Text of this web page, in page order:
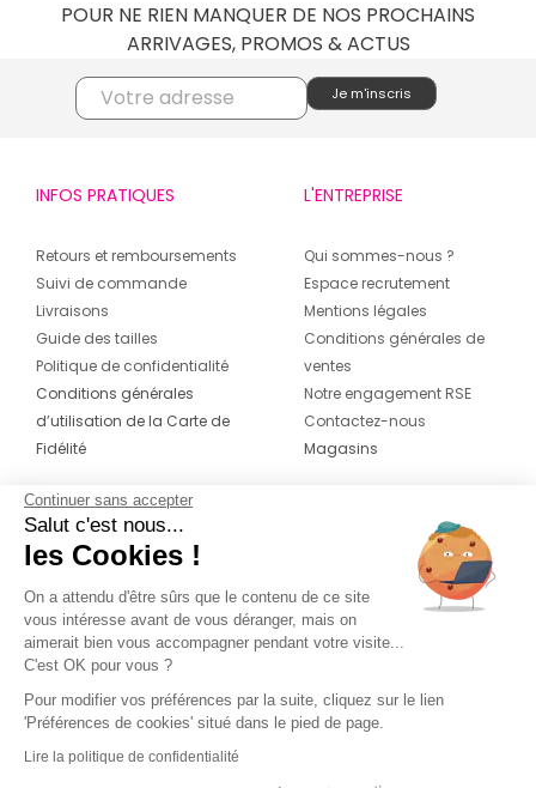
POUR NE RIEN MANQUER DE NOS PROCHAINS
ARRIVAGES, PROMOS & ACTUS
INFOS PRATIQUES
Retours et remboursements
Suivi de commande
Livraisons
Guide des tailles
Politique de confidentialité
Conditions générales
d’utilisation de la Carte de
Fidélité
L'ENTREPRISE
Qui sommes-nous ?
Espace recrutement
Mentions légales
Conditions générales de
ventes
Notre engagement RSE
Contactez-nous
Magasins
CONTACT
04 42 20 78 42
Du lundi au jeudi de 8h30 à 16h30 & le
vendredi de 8h30 à 15h30
Continuer sans accepter
Salut c'est nous...
les Cookies !
On a attendu d'être sûrs que le contenu de ce site
vous intéresse avant de vous déranger, mais on
aimerait bien vous accompagner pendant votre visite...
C'est OK pour vous ?
Pour modifier vos préférences par la suite, cliquez sur le lien
'Préférences de cookies' situé dans le pied de page.
Lire la politique de confidentialité